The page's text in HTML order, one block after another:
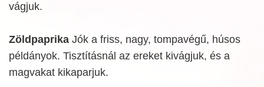
vágjuk.
Zöldpaprika Jók a friss, nagy, tompavégű, húsos
példányok. Tisztításnál az ereket kivágjuk, és a
magvakat kikaparjuk.